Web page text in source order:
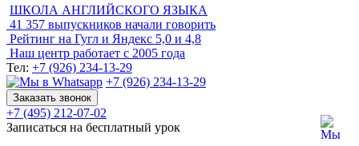
ШКОЛА АНГЛИЙСКОГО ЯЗЫКА
41 357 выпускников начали говорить
Рейтинг на Гугл и Яндекс 5,0 и 4,8
Наш центр работает с 2005 года
Тел: +7 (926) 234-13-29
+7 (926) 234-13-29
Заказать звонок
+7 (495) 212-07-02
Записаться на бесплатный урок